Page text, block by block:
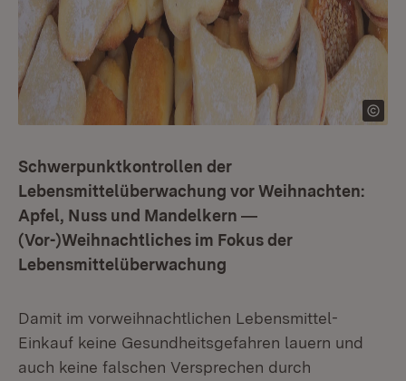
Schwerpunktkontrollen der
Lebensmittelüberwachung vor Weihnachten:
Apfel, Nuss und Mandelkern ―
(Vor-)Weihnachtliches im Fokus der
Lebensmittelüberwachung
Damit im vorweihnachtlichen Lebensmittel-
Einkauf keine Gesundheitsgefahren lauern und
auch keine falschen Versprechen durch